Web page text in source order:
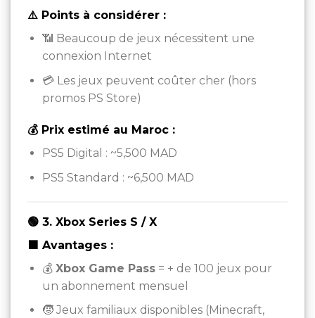
⚠️ Points à considérer :
📶 Beaucoup de jeux nécessitent une
connexion Internet
💳 Les jeux peuvent coûter cher (hors
promos PS Store)
💰 Prix estimé au Maroc :
PS5 Digital : ~5,500 MAD
PS5 Standard : ~6,500 MAD
🟢 3. Xbox Series S / X
🟩 Avantages :
💰 Xbox Game Pass= + de 100 jeux pour
un abonnement mensuel
🧒 Jeux familiaux disponibles (Minecraft,